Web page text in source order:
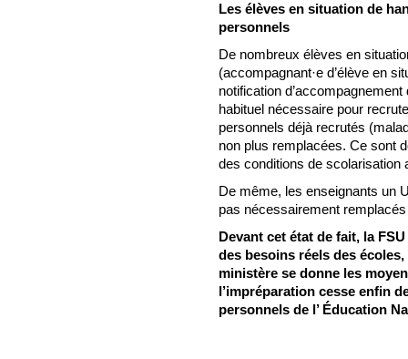
Les élèves en situation de
personnels
De nombreux élèves en
(accompagnant·e d’élève en
notification
habituel nécessaire pour
personnels déjà recrutés
non plus remplacées. Ce sont
des conditions de scolarisation
De même, les enseignants un
pas nécessairement
Devant cet état de fait, la
des besoins réels des
ministère se donne les
l’impréparation cesse enfin
personnels de l’ Éducation